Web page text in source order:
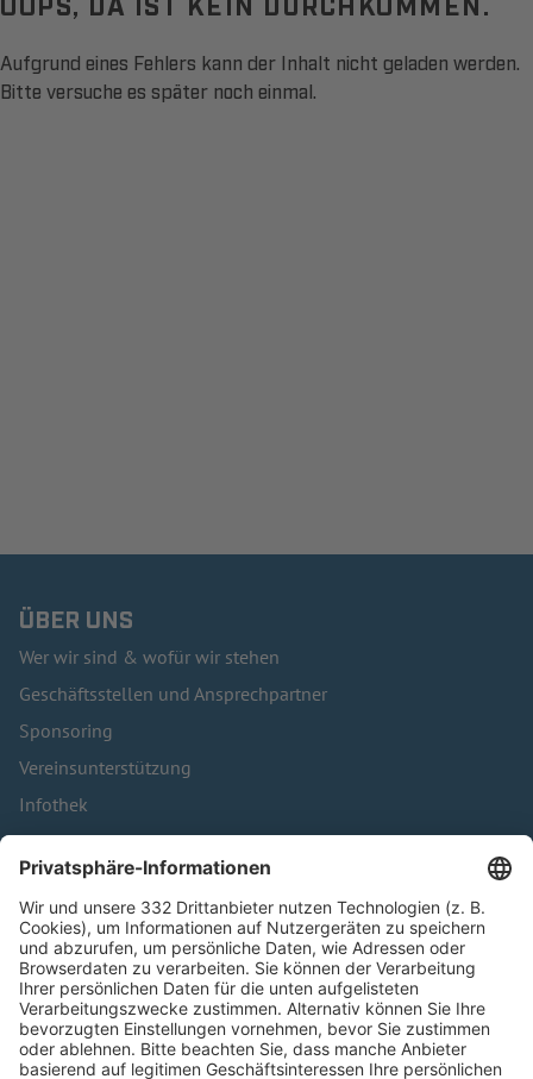
Aufgrund eines Fehlers kann der Inhalt nicht geladen werden.
Bitte versuche es später noch einmal.
ÜBER UNS
Wer wir sind & wofür wir stehen
Geschäftsstellen und Ansprechpartner
Sponsoring
Vereinsunterstützung
Infothek
Kontakt
HÄUFIG BESUCHTE SEITEN
Pässe und Vereinswechsel
Trainerausbildung
Schulungsangebot Vereinsmitarbeiter
BFV-Geschäftsstellen